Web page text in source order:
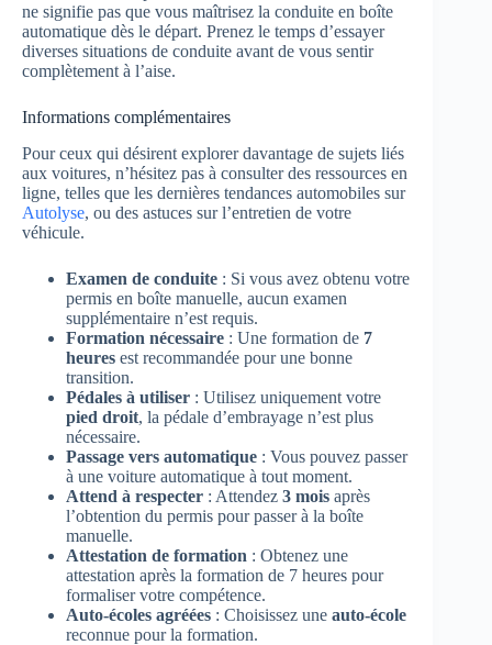
ne signifie pas que vous maîtrisez la conduite en boîte
automatique dès le départ. Prenez le temps d’essayer
diverses situations de conduite avant de vous sentir
complètement à l’aise.
Informations complémentaires
Pour ceux qui désirent explorer davantage de sujets liés
aux voitures, n’hésitez pas à consulter des ressources en
ligne, telles que les dernières tendances automobiles sur
Autolyse, ou des astuces sur l’entretien de votre
véhicule.
Examen de conduite : Si vous avez obtenu votre
permis en boîte manuelle, aucun examen
supplémentaire n’est requis.
Formation nécessaire : Une formation de 7
heures est recommandée pour une bonne
transition.
Pédales à utiliser : Utilisez uniquement votre
pied droit, la pédale d’embrayage n’est plus
nécessaire.
Passage vers automatique : Vous pouvez passer
à une voiture automatique à tout moment.
Attend à respecter : Attendez 3 mois après
l’obtention du permis pour passer à la boîte
manuelle.
Attestation de formation : Obtenez une
attestation après la formation de 7 heures pour
formaliser votre compétence.
Auto-écoles agréées : Choisissez une auto-école
reconnue pour la formation.